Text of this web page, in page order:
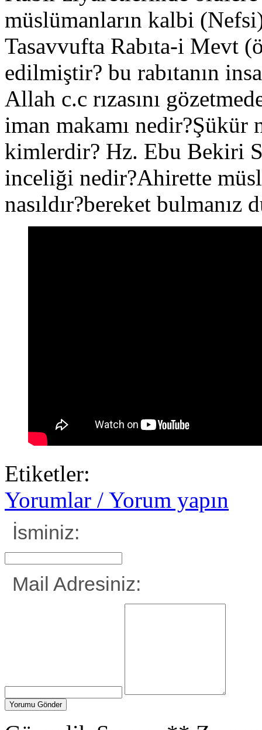
müslümanların kalbi
Tasavvufta Rabıta-i Mevt
edilmiştir? bu rabıtanın
Allah c.c rızasını
iman makamı nedir?Şükür
kimlerdir? Hz. Ebu Bekiri
inceliği nedir?Ahirette
nasıldır?bereket bulmanız
Etiketler:
Yorumlar / Yorum yapın
İsminiz:
Mail Adresiniz: